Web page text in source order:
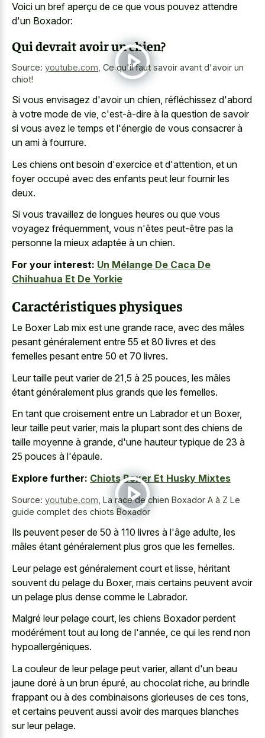
Voici un bref aperçu de ce que vous pouvez attendre
d'un Boxador:
Qui devrait avoir un chien?
Source: youtube.com Ce qu'il faut savoir avant d'avoir un
chiot!
Si vous envisagez d'avoir un chien, réfléchissez d'abord
à votre mode de vie, c'est-à-dire à la question de savoir
si vous avez le temps et l'énergie de vous consacrer à
un ami à fourrure.
Les chiens ont besoin d'exercice et d'attention, et un
foyer occupé avec des enfants peut leur fournir les
deux.
Si vous travaillez de longues heures ou que vous
voyagez fréquemment, vous n'êtes peut-être pas la
personne la mieux adaptée à un chien.
For your interest: Un Mélange De Caca De
Chihuahua Et De Yorkie
Caractéristiques physiques
Le Boxer Lab mix est une grande race, avec des mâles
pesant généralement entre 55 et 80 livres et des
femelles pesant entre 50 et 70 livres.
Leur taille peut varier de 21,5 à 25 pouces, les mâles
étant généralement plus grands que les femelles.
En tant que croisement entre un Labrador et un Boxer,
leur taille peut varier, mais la plupart sont des chiens de
taille moyenne à grande, d'une hauteur typique de 23 à
25 pouces à l'épaule.
Explore further: Chiots Boxer Et Husky Mixtes
Source: youtube.com La race de chien Boxador A à Z Le
guide complet des chiots Boxador
Ils peuvent peser de 50 à 110 livres à l'âge adulte, les
mâles étant généralement plus gros que les femelles.
Leur pelage est généralement court et lisse, héritant
souvent du pelage du Boxer, mais certains peuvent avoir
un pelage plus dense comme le Labrador.
Malgré leur pelage court, les chiens Boxador perdent
modérément tout au long de l'année, ce qui les rend non
hypoallergéniques.
La couleur de leur pelage peut varier, allant d'un beau
jaune doré à un brun épuré, au chocolat riche, au brindle
frappant ou à des combinaisons glorieuses de ces tons,
et certains peuvent aussi avoir des marques blanches
sur leur pelage.